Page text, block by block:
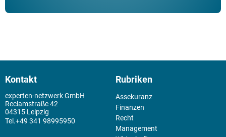
Kontakt
experten-netzwerk GmbH
Reclamstraße 42
04315 Leipzig
+49 341 98995950
Rubriken
Assekuranz
Finanzen
Recht
Management